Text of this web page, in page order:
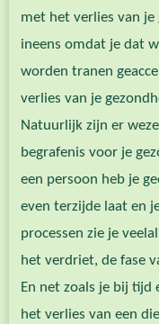
met het verlies van
ineens omdat je dat
worden tranen
verlies van je
Natuurlijk zijn er
begrafenis voor je
een persoon heb je
even terzijde laat en
processen zie je
het verdriet, de fase
En net zoals je bij
het verlies van een